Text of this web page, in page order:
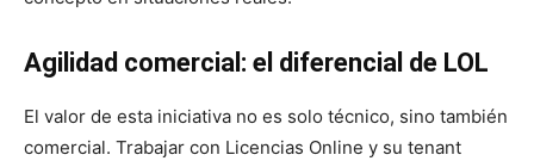
Agilidad comercial: el diferencial de LOL
El valor de esta iniciativa no es solo técnico, sino también
comercial. Trabajar con Licencias Online y su tenant